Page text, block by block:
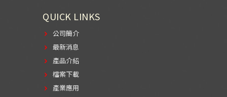
QUICK LINKS
公司簡介
最新消息
產品介紹
檔案下載
產業應用